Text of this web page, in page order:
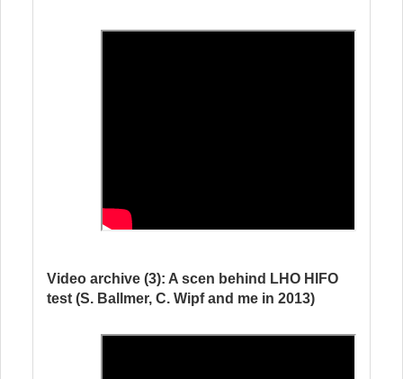
Video archive (3): A scen behind LHO HIFO
test (S. Ballmer, C. Wipf and me in 2013)